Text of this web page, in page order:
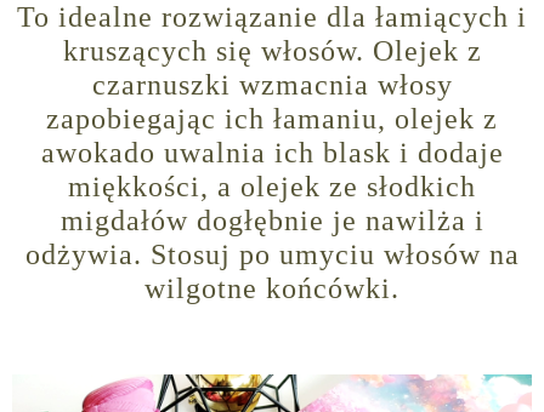
To idealne rozwiązanie dla łamiących i
kruszących się włosów. Olejek z
czarnuszki wzmacnia włosy
zapobiegając ich łamaniu, olejek z
awokado uwalnia ich blask i dodaje
miękkości, a olejek ze słodkich
migdałów dogłębnie je nawilża i
odżywia. Stosuj po umyciu włosów na
wilgotne końcówki.